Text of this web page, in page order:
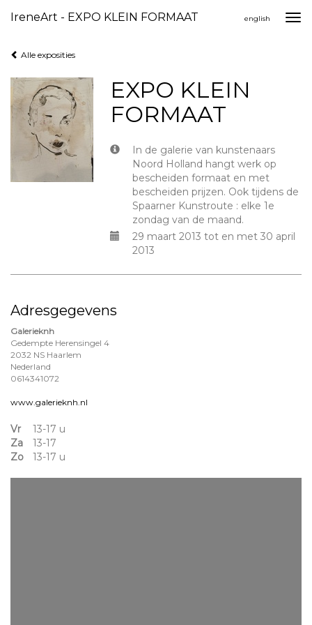
IreneArt - EXPO KLEIN FORMAAT english
Alle exposities
EXPO KLEIN
FORMAAT
In de galerie van kunstenaars
Noord Holland hangt werk op
bescheiden formaat en met
bescheiden prijzen. Ook tijdens de
Spaarner Kunstroute : elke 1e
zondag van de maand.
29 maart 2013 tot en met 30 april
2013
Adresgegevens
Galerieknh
Gedempte Herensingel 4
2032 NS Haarlem
Nederland
0614341072
www.galerieknh.nl
Vr
13-17 u
Za
13-17
Zo
13-17 u